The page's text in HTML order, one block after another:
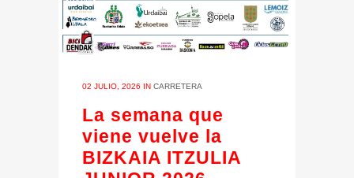
02 JULIO, 2026 IN CARRETERA
La semana que
viene vuelve la
BIZKAIA ITZULIA